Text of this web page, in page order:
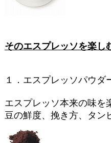
そのエスプレッソを楽し
１．エスプレッソパウダ
エスプレッソ本来の味を
豆の鮮度、挽き方、タン